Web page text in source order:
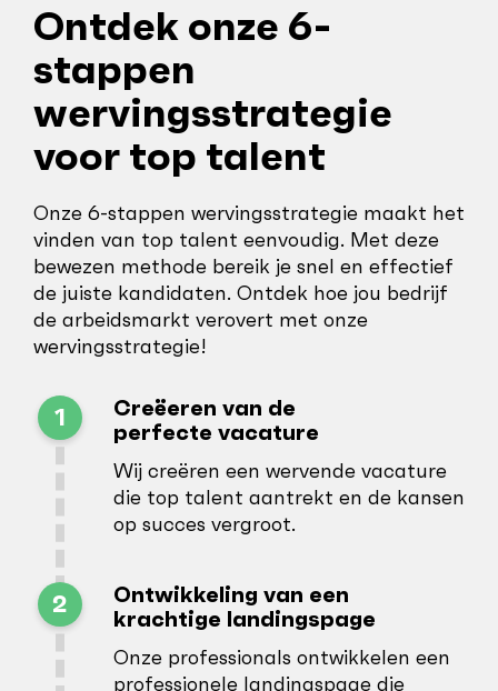
Ontdek onze 6-
stappen
wervingsstrategie
voor top talent
Onze 6-stappen wervingsstrategie maakt het
vinden van top talent eenvoudig. Met deze
bewezen methode bereik je snel en effectief
de juiste kandidaten. Ontdek hoe jou bedrijf
de arbeidsmarkt verovert met onze
wervingsstrategie!
1
Creëeren van de
perfecte vacature
Wij creëren een wervende vacature
die top talent aantrekt en de kansen
op succes vergroot.
2
Ontwikkeling van een
krachtige landingspage
Onze professionals ontwikkelen een
professionele landingspage die